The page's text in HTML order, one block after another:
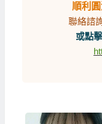
順利
聯絡諮
或點